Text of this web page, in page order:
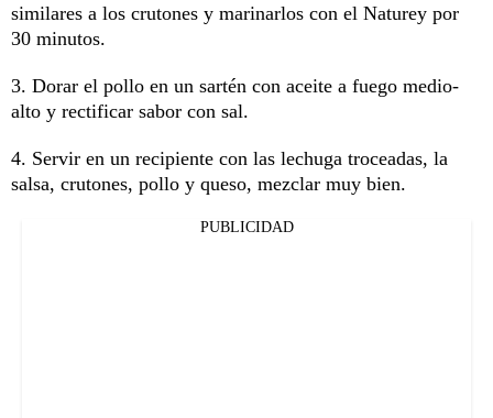
similares a los crutones y marinarlos con el Naturey por
30 minutos.
3. Dorar el pollo en un sartén con aceite a fuego medio-
alto y rectificar sabor con sal.
4. Servir en un recipiente con las lechuga troceadas, la
salsa, crutones, pollo y queso, mezclar muy bien.
PUBLICIDAD